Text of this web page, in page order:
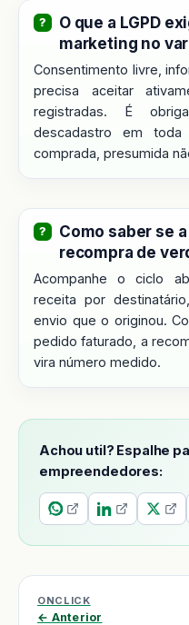
O que a LGPD
marketing no
Consentimento livre,
precisa aceitar
registradas. É
descadastro em
comprada, presumida
Como saber se
recompra de
Acompanhe o ciclo
receita por
envio que o originou.
pedido faturado, a
vira número medido.
Achou util? Espalhe
empreendedores:
ONCLICK
← Anterior